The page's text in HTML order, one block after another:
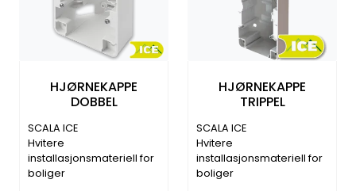
HJØRNEKAPPE
DOBBEL
SCALA ICE
Hvitere
installasjonsmateriell for
boliger
HJØRNEKAPPE
TRIPPEL
SCALA ICE
Hvitere
installasjonsmateriell for
boliger